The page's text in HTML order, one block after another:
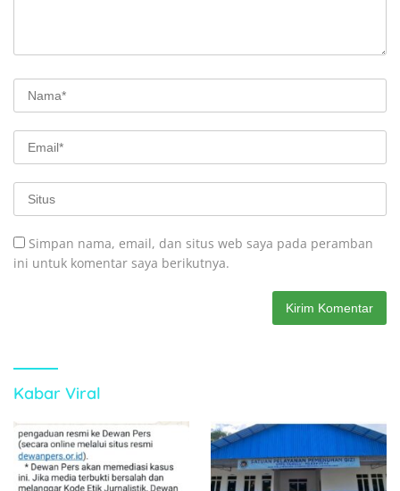
Simpan nama, email, dan situs web saya pada peramban
ini untuk komentar saya berikutnya.
Kabar Viral